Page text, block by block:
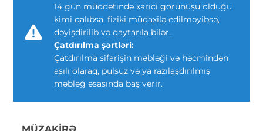
14 gün müddətində xarici görünüşü olduğu
kimi qalıbsa, fiziki müdaxilə edilməyibsə,
dəyişdirilib və qaytarıla bilər.
Çatdırılma şərtləri:
Çatdırılma sifarişin məbləği və həcmindən
asılı olaraq, pulsuz və ya razılaşdırılmış
məbləğ əsasında baş verir.
MÜZAKIRƏ